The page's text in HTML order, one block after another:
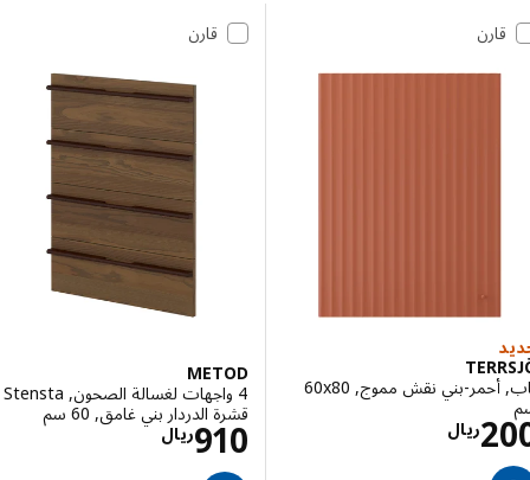
النتائجقارن
باب, أحمر-بني نقش مموج, ‎60x80
ريالالاسعار ريال 200
قارن
METOD
4 واجهات لغسالة الصحون, Stensta
قشرة الدردار بني غامق, 60 سم
ريال910 الاسعار ريال 910